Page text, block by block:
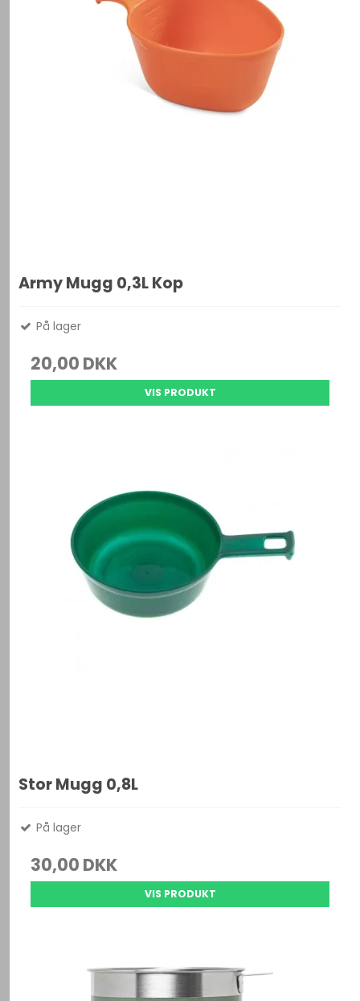
Army Mugg 0,3L Kop
På lager
20,00 DKK
VIS PRODUKT
Stor Mugg 0,8L
På lager
30,00 DKK
VIS PRODUKT